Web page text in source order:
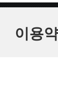
이용